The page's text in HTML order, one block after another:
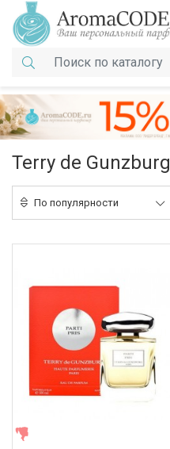
Terry de Gunzburg
По популярности